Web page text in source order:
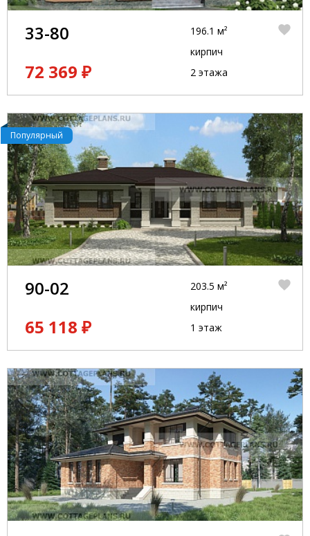
33-80
72 369 ₽
196.1 м²
кирпич
2 этажа
Популярный
90-02
65 118 ₽
203.5 м²
кирпич
1 этаж